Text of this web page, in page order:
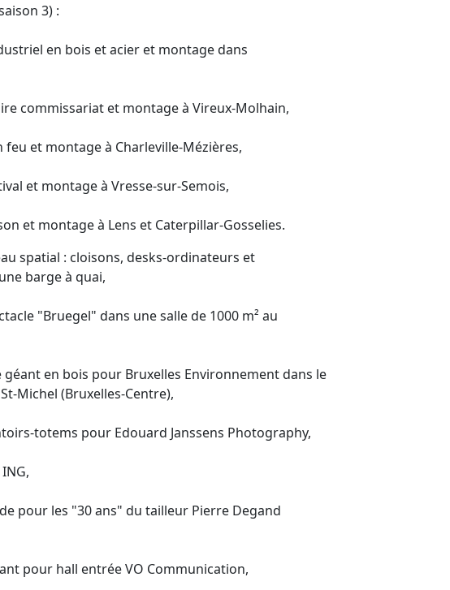
3) :
en bois et acier et montage dans
commissariat et montage à Vireux-Molhain,
feu et montage à Charleville-Mézières,
et montage à Vresse-sur-Semois,
et montage à Lens et Caterpillar-Gosselies.
spatial : cloisons, desks-ordinateurs et
barge à quai,
"Bruegel" dans une salle de 1000 m² au
en bois pour Bruxelles Environnement dans le
Michel (Bruxelles-Centre),
totems pour Edouard Janssens Photography,
pour les "30 ans" du tailleur Pierre Degand
pour hall entrée VO Communication,